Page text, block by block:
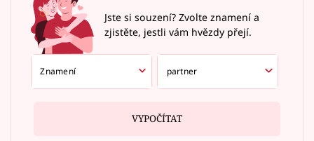
Jste si souzení? Zvolte znamení a
zjistěte, jestli vám hvězdy přejí.
VYPOČÍTAT